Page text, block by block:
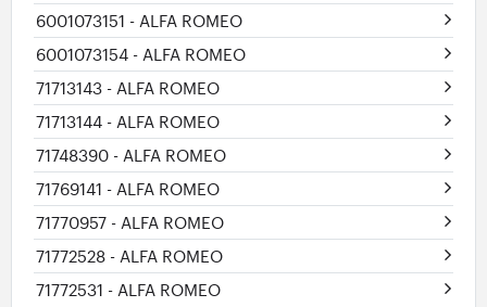
6001073151 - ALFA ROMEO
6001073154 - ALFA ROMEO
71713143 - ALFA ROMEO
71713144 - ALFA ROMEO
71748390 - ALFA ROMEO
71769141 - ALFA ROMEO
71770957 - ALFA ROMEO
71772528 - ALFA ROMEO
71772531 - ALFA ROMEO